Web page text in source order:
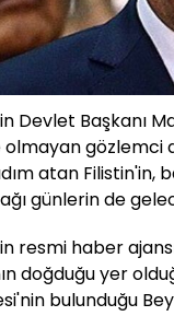
Devlet Başkanı
olmayan gözlemci
atan Filistin'in,
günlerin de
resmi haber
doğduğu yer
bulunduğu